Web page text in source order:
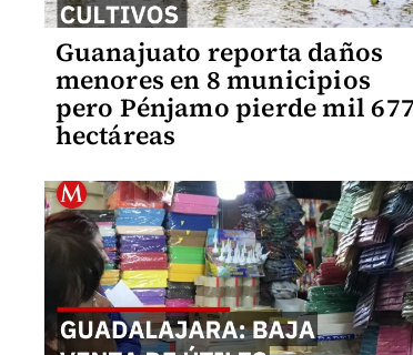
Guanajuato reporta daños
menores en 8 municipios
pero Pénjamo pierde mil 677
hectáreas